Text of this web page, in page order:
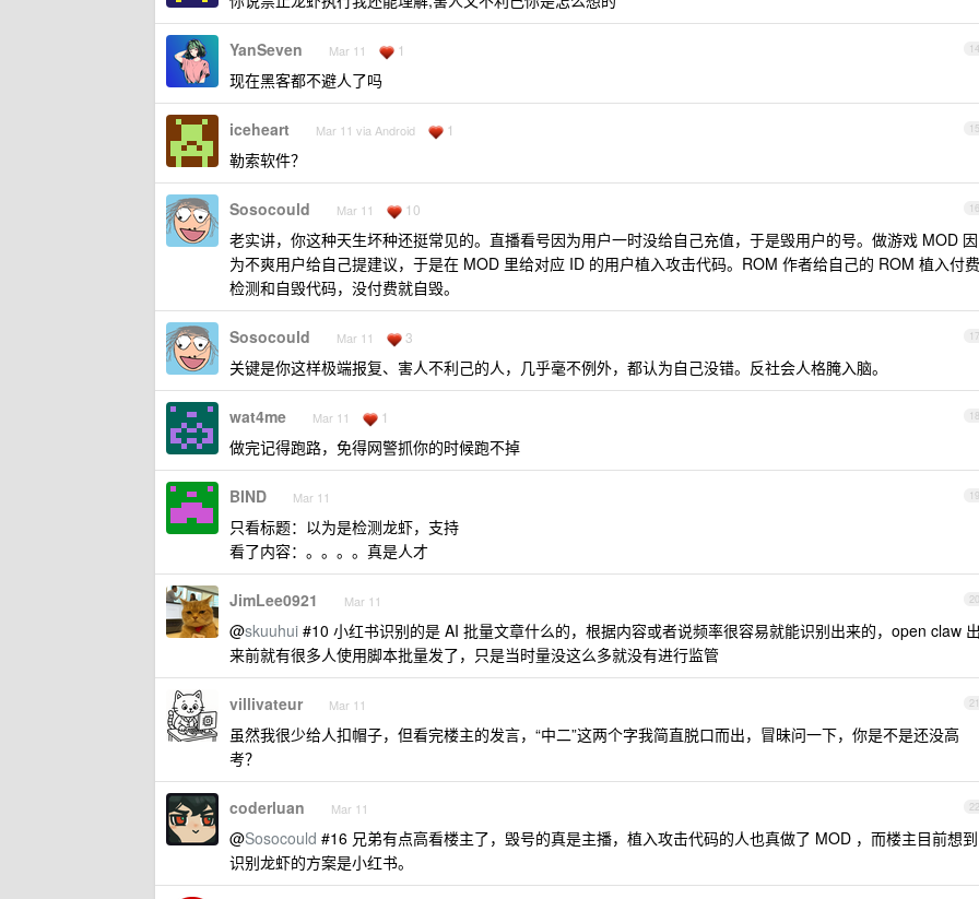
14
YanSeven Mar 11 1
现在黑客都不避人了吗
15
iceheart Mar 11 via Android 1
勒索软件？
16
Sosocould Mar 11 10
老实讲，你这种天生坏种还挺常见的。直播看号因为用户一时没给自己充值，于是毁用户的号。做游戏 MOD 因
为不爽用户给自己提建议，于是在 MOD 里给对应 ID 的用户植入攻击代码。ROM 作者给自己的 ROM 植入付费
检测和自毁代码，没付费就自毁。
17
Sosocould Mar 11 3
关键是你这样极端报复、害人不利己的人，几乎毫不例外，都认为自己没错。反社会人格腌入脑。
18
wat4me Mar 11 1
做完记得跑路，免得网警抓你的时候跑不掉
19
BIND Mar 11
只看标题：以为是检测龙虾，支持
看了内容：。。。。真是人才
20
JimLee0921 Mar 11
@skuuhui #10 小红书识别的是 AI 批量文章什么的，根据内容或者说频率很容易就能识别出来的，open claw 出
来前就有很多人使用脚本批量发了，只是当时量没这么多就没有进行监管
21
villivateur Mar 11
虽然我很少给人扣帽子，但看完楼主的发言，“中二”这两个字我简直脱口而出，冒昧问一下，你是不是还没高
考？
22
coderluan Mar 11
@Sosocould #16 兄弟有点高看楼主了，毁号的真是主播，植入攻击代码的人也真做了 MOD ，而楼主目前想到
识别龙虾的方案是小红书。